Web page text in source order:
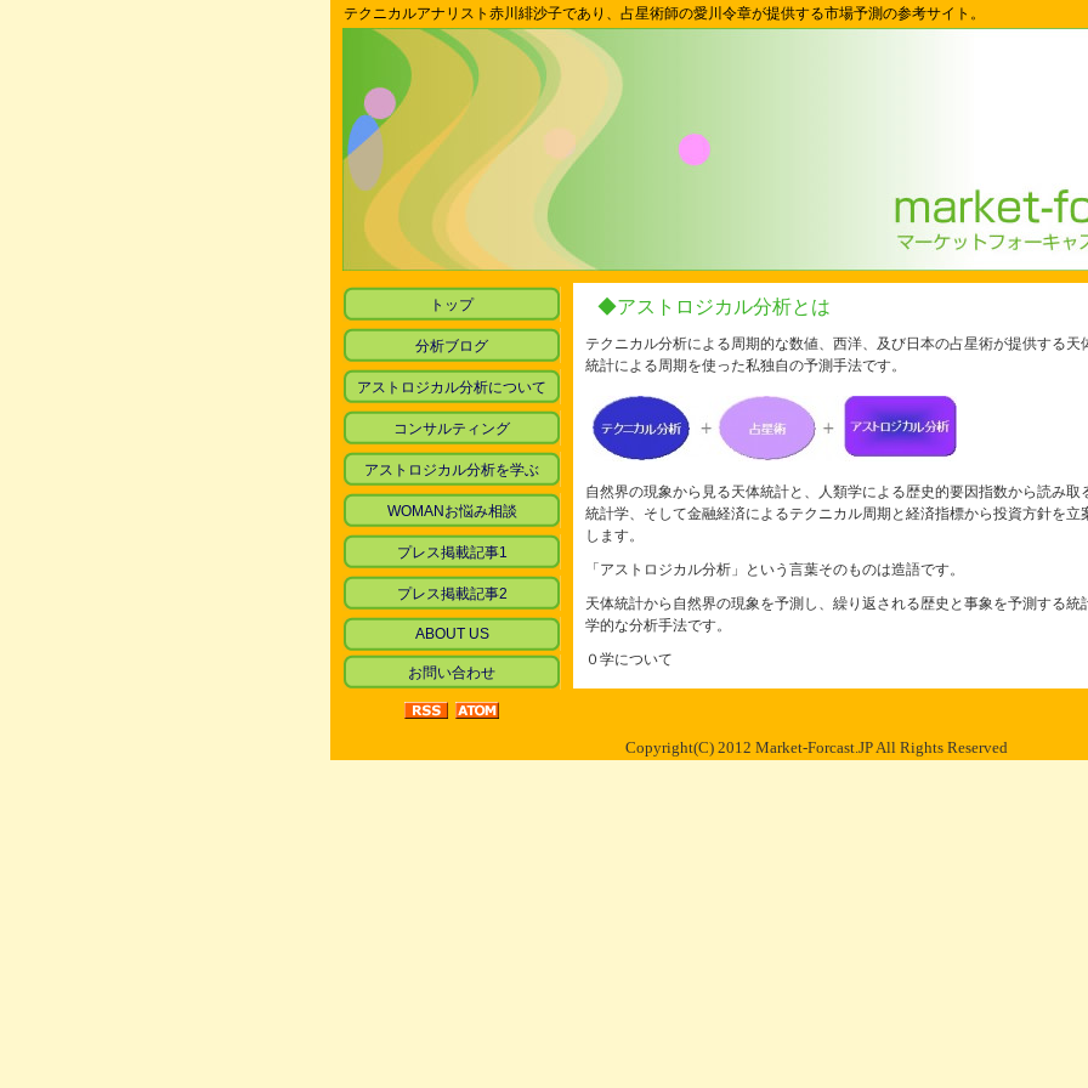
テクニカルアナリスト赤川緋沙子であり、占星術師の愛川令章が提供する市場予測の参考サイト。
トップ
分析ブログ
アストロジカル分析について
コンサルティング
アストロジカル分析を学ぶ
WOMANお悩み相談
プレス掲載記事1
プレス掲載記事2
ABOUT US
お問い合わせ
◆アストロジカル分析とは
テクニカル分析による周期的な数値、西洋、及び日本の占星術が提供する天
統計による周期を使った私独自の予測手法です。
自然界の現象から見る天体統計と、人類学による歴史的要因指数から読み取
統計学、そして金融経済によるテクニカル周期と経済指標から投資方針を立
します。
「アストロジカル分析」という言葉そのものは造語です。
天体統計から自然界の現象を予測し、繰り返される歴史と事象を予測する統
学的な分析手法です。
０学について
Copyright(C) 2012 Market-Forcast.JP All Rights Reserved